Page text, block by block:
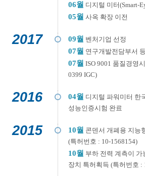
06월 디지털 미터(Smart-
05월 사옥 확장 이전
2017 09월 벤처기업 선정
07월 연구개발전담부서
07월 ISO 9001 품질경영
0399 IGC)
2016 04월 디지털 파워미터 한
성능인증시험 완료
2015 10월 콘덴서 개폐용 지능
(특허번호 : 10-1568154)
10월 부하 전력 계측이 가
장치 특허획득 (특허번호 :